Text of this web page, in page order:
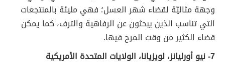
وجهة مثاليّة لقضاء شهر العسل؛ فهي مليئة بالمنتجعات
التي تناسب الذين يبحثون عن الرفاهية والترف، كما يمكن
قضاء الكثير من وقت المرح فيها.
7- نيو أورليانز، لويزيانا، الولايات المتحدة الأمريكية